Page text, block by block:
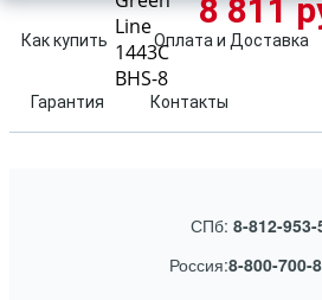
Как купить Оплата и Доставка
Гарантия Контакты
СПб: 8-812-953-
Россия:8-800-700-
Line
1443C
BHS-8
8 811